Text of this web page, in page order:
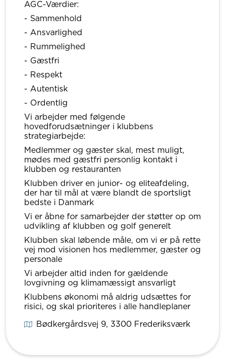
AGC-Værdier:
- Sammenhold
- Ansvarlighed
- Rummelighed
- Gæstfri
- Respekt
- Autentisk
- Ordentlig
Vi arbejder med følgende
hovedforudsætninger i klubbens
strategiarbejde:
Medlemmer og gæster skal, mest muligt,
mødes med gæstfri personlig kontakt i
klubben og restauranten
Klubben driver en junior- og eliteafdeling,
der har til mål at være blandt de sportsligt
bedste i Danmark
Vi er åbne for samarbejder der støtter op om
udvikling af klubben og golf generelt
Klubben skal løbende måle, om vi er på rette
vej mod visionen hos medlemmer, gæster og
personale
Vi arbejder altid inden for gældende
lovgivning og klimamæssigt ansvarligt
Klubbens økonomi må aldrig udsættes for
risici, og skal prioriteres i alle handleplaner
Bødkergårdsvej 9, 3300Frederiksværk